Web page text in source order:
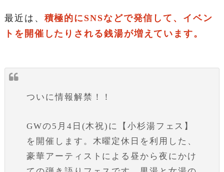
最近は、 積極的にSNSなどで発信して、イベン
トを開催したりされる銭湯が増えています。
ついに情報解禁！！
GWの5月4日(木祝)に【小杉湯フェス】
を開催します。木曜定休日を利用した、
豪華アーティストによる昼から夜にかけ